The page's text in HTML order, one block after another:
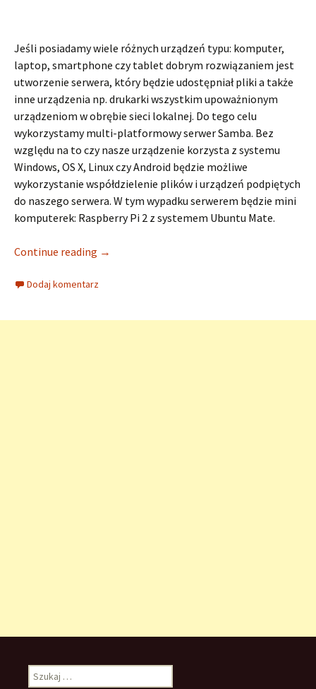
Jeśli posiadamy wiele różnych urządzeń typu: komputer,
laptop, smartphone czy tablet dobrym rozwiązaniem jest
utworzenie serwera, który będzie udostępniał pliki a także
inne urządzenia np. drukarki wszystkim upoważnionym
urządzeniom w obrębie sieci lokalnej. Do tego celu
wykorzystamy multi-platformowy serwer Samba. Bez
względu na to czy nasze urządzenie korzysta z systemu
Windows, OS X, Linux czy Android będzie możliwe
wykorzystanie współdzielenie plików i urządzeń podpiętych
do naszego serwera. W tym wypadku serwerem będzie mini
komputerek: Raspberry Pi 2 z systemem Ubuntu Mate.
Continue reading →
Dodaj komentarz
Szukaj: